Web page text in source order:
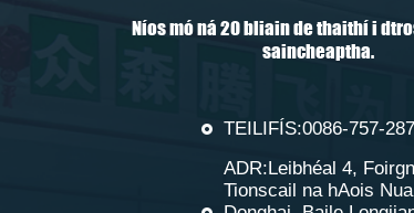
Is Fearr Díol 5 Star Hotel Standard Déanta
Níos mó ná 20 bliain de thaithí i
saincheaptha.
TEILIFÍS:0086-757-
ADR:Leibhéal 4,
Tionscail na hAois